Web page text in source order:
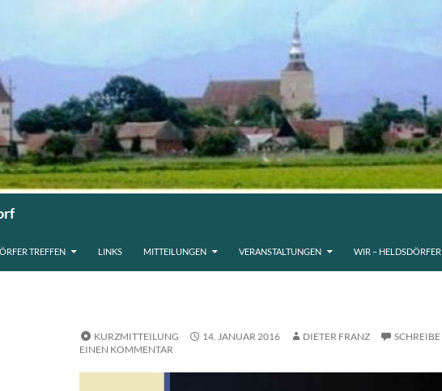
TREFFEN LINKS MITTEILUNGEN VERANSTALTUNGEN WIR – HELDSDÖRFER
KURZMITTEILUNG 14. JANUAR 2016 DIETER FRANZ
SCHREIBE
EINEN KOMMENTAR